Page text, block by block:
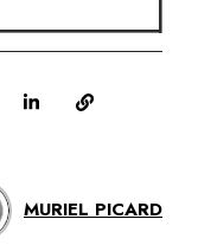
MURIEL PICARD